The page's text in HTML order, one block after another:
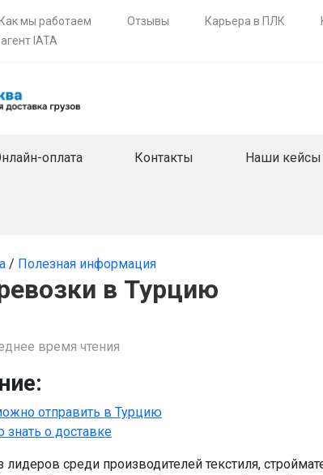
Как мы работаем Отзывы Карьера в ПЛК
IATA
оплата Контакты Наши кейсы
/ Полезная информация
в Турцию
время чтения
отправить в Турцию
о доставке
лидеров среди производителей текстиля,